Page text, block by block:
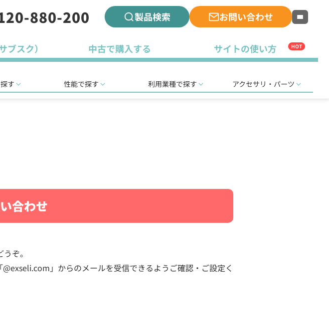
880-200 製品検索 お問い合わせ
ブスク） 中古で購入する サイトの使い方 HOT
す 性能で探す 利用業種で探す アクセサリ・パーツ
合わせ
ぞ。
」からのメールを受信できるようご確認・ご設定く